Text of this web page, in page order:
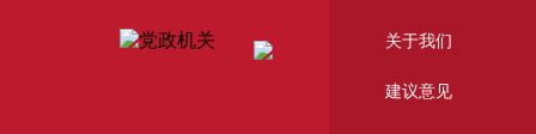
关于我们
建议意见